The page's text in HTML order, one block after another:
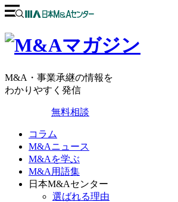
M&A・事業承継の情報を
わかりやすく発信
無料相談
コラム
M&Aニュース
M&Aを学ぶ
M&A用語集
日本M&Aセンター
選ばれる理由